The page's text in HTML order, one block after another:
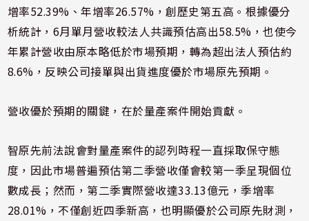
增率52.39%、年增率26.57%，創歷史第五高。根據優分
析統計，6月單月營收較法人共識預估高出58.5%，也使今
年累計營收由原本略低於市場預期，轉為超出法人預估約
8.6%，反映公司接單與出貨進度優於市場原先預期。
營收優於預期的關鍵，在於量產案件開始貢獻。
智原先前法說會對量產案件的認列時程一直採取保守態
度，因此市場普遍預估第二季營收僅會較第一季呈現個位
數成長；然而，第二季實際營收達33.13億元，季增率
28.01%，不僅創近四季新高，也明顯優於公司原先財測，